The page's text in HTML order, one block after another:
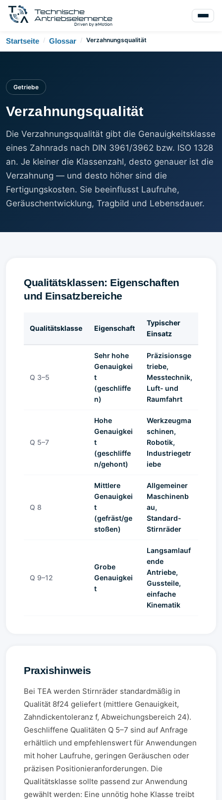
Startseite / Glossar / Verzahnungsqualität
Getriebe
Verzahnungsqualität
Die Verzahnungsqualität gibt die Genauigkeitsklasse
eines Zahnrads nach DIN 3961/3962 bzw. ISO 1328
an. Je kleiner die Klassenzahl, desto genauer ist die
Verzahnung — und desto höher sind die
Fertigungskosten. Sie beeinflusst Laufruhe,
Geräuschentwicklung, Tragbild und Lebensdauer.
Qualitätsklassen: Eigenschaften
und Einsatzbereiche
Qualitätsklasse Eigenschaft
Typischer
Einsatz
Q 3–5
Sehr hohe
Genauigkei
t
(geschliffe
n)
Präzisionsge
triebe,
Messtechnik,
Luft- und
Raumfahrt
Q 5–7
Hohe
Genauigkei
t
(geschliffe
n/gehont)
Werkzeugma
schinen,
Robotik,
Industriegetr
iebe
Q 8
Mittlere
Genauigkei
t
(gefräst/ge
stoßen)
Allgemeiner
Maschinenb
au,
Standard-
Stirnräder
Q 9–12
Grobe
Genauigkei
t
Langsamlauf
ende
Antriebe,
Gussteile,
einfache
Kinematik
Praxishinweis
Bei TEA werden Stirnräder standardmäßig in
Qualität 8f24 geliefert (mittlere Genauigkeit,
Zahndickentoleranz f, Abweichungsbereich 24).
Geschliffene Qualitäten Q 5–7 sind auf Anfrage
erhältlich und empfehlenswert für Anwendungen
mit hoher Laufruhe, geringen Geräuschen oder
präzisen Positionieranforderungen. Die
Qualitätsklasse sollte passend zur Anwendung
gewählt werden: Eine unnötig hohe Klasse treibt